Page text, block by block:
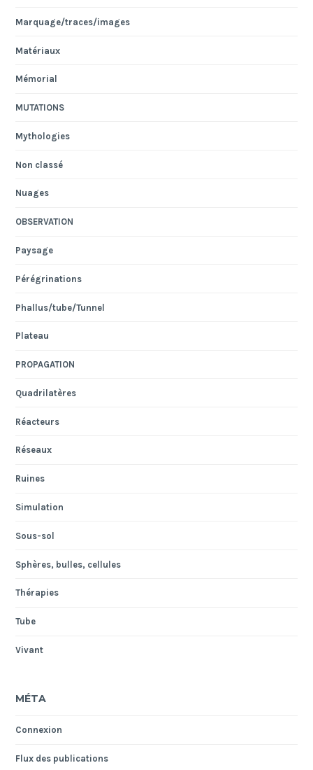
Marquage/traces/images
Matériaux
Mémorial
MUTATIONS
Mythologies
Non classé
Nuages
OBSERVATION
Paysage
Pérégrinations
Phallus/tube/Tunnel
Plateau
PROPAGATION
Quadrilatères
Réacteurs
Réseaux
Ruines
Simulation
Sous-sol
Sphères, bulles, cellules
Thérapies
Tube
Vivant
MÉTA
Connexion
Flux des publications